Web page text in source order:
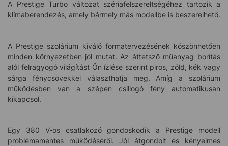
A Prestige Turbo változat szériafelszereltségéhez tartozik a
klímaberendezés, amely bármely más modellbe is beszerelhető.
A Prestige szolárium kiváló formatervezésének köszönhetően
minden környezetben jól mutat. Az áttetsző műanyag borítás
alól felragyogó világítást Ön ízlése szerint piros, zöld, kék vagy
sárga fénycsövekkel választhatja meg. Amíg a szolárium
működésben van a szépen csillogó fény automatikusan
kikapcsol.
Egy 380 V-os csatlakozó gondoskodik a Prestige modell
problémamentes működéséről. Jól átgondolt és kényelmes